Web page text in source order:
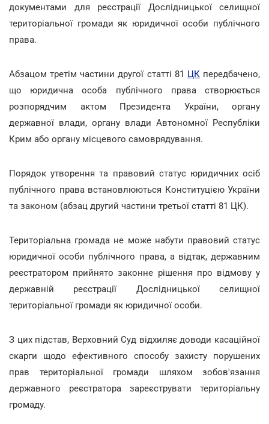
документами для реєстрації Дослідницької селищної
територіальної громади як юридичної особи публічного
права.
Абзацом третім частини другої статті 81 ЦКпередбачено,
що юридична особа публічного права створюється
розпорядчим актом Президента України, органу
державної влади, органу влади Автономної Республіки
Крим або органу місцевого самоврядування.
Порядок утворення та правовий статус юридичних осіб
публічного права встановлюються Конституцією України
та законом (абзац другий частини третьої статті 81 ЦК).
Територіальна громада не може набути правовий статус
юридичної особи публічного права, а відтак, державним
реєстратором прийнято законне рішення про відмову у
державній реєстрації Дослідницької селищної
територіальної громади як юридичної особи.
З цих підстав, Верховний Суд відхиляє доводи касаційної
скарги щодо ефективного способу захисту порушених
прав територіальної громади шляхом зобов'язання
державного реєстратора зареєструвати територіальну
громаду.